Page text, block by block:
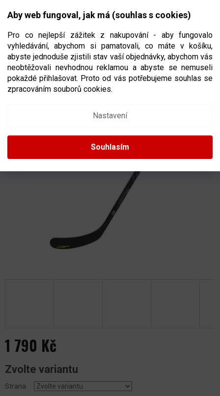
Aby web fungoval, jak má (souhlas s cookies)
Pro co nejlepší zážitek z nakupování - aby fungovalo
vyhledávání, abychom si pamatovali, co máte v košíku,
abyste jednoduše zjistili stav vaší objednávky, abychom vás
neobtěžovali nevhodnou reklamou a abyste se nemuseli
pokaždé přihlašovat. Proto od vás potřebujeme souhlas se
zpracováním souborů cookies.
Nastavení
Souhlasím
CZK
NÁKUPNÍ
HOKEJKA WINNWELL Q9 PRO 2019 JR
VELIKOST JUNIOR
1 790 Kč
cena:
Zvolte variantu
Strana